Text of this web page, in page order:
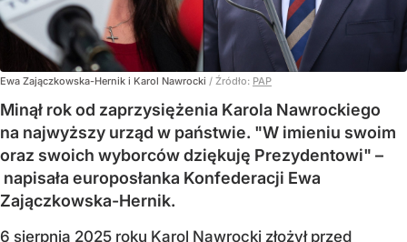
Ewa Zajączkowska-Hernik i Karol Nawrocki / Źródło: PAP
Minął rok od zaprzysiężenia Karola Nawrockiego
na najwyższy urząd w państwie. "W imieniu swoim
oraz swoich wyborców dziękuję Prezydentowi" –
napisała europosłanka Konfederacji Ewa
Zajączkowska-Hernik.
6 sierpnia 2025 roku Karol Nawrocki złożył przed